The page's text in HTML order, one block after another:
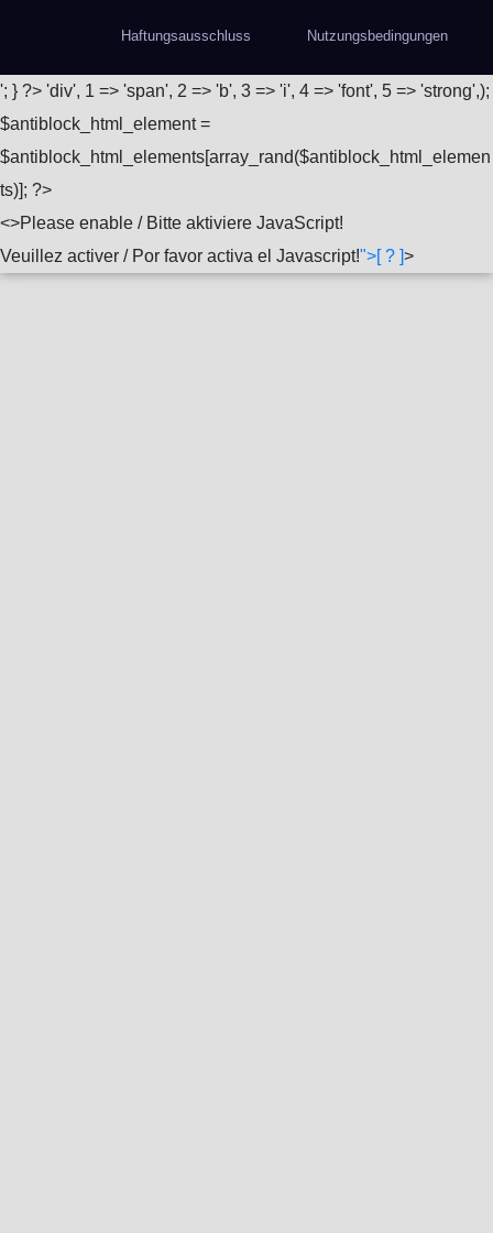
Haftungsausschluss Nutzungsbedingungen
'; } ?> 'div', 1 => 'span', 2 => 'b', 3 => 'i', 4 => 'font', 5 => 'strong',);
$antiblock_html_element =
$antiblock_html_elements[array_rand($antiblock_html_elemen
ts)]; ?>
<>Please enable / Bitte aktiviere JavaScript!
Veuillez activer / Por favor activa el Javascript!">[ ? ]>